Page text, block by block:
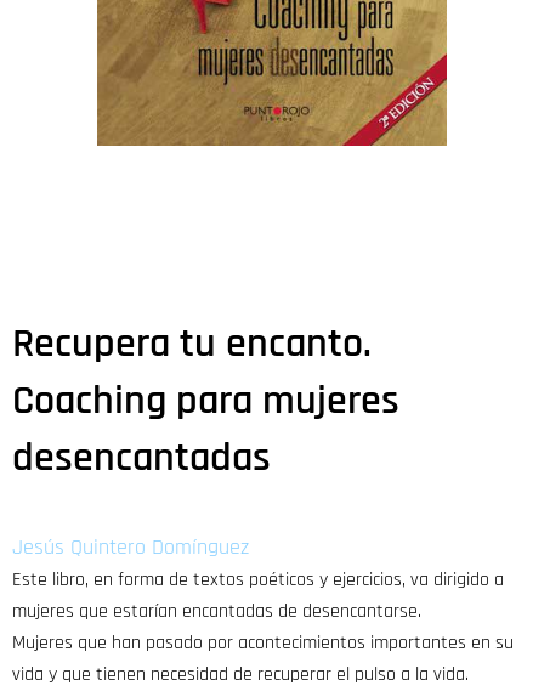
Recupera tu encanto.
Coaching para mujeres
desencantadas
Jesús Quintero Domínguez
Este libro, en forma de textos poéticos y ejercicios, va dirigido a
mujeres que estarían encantadas de desencantarse.
Mujeres que han pasado por acontecimientos importantes en su
vida y que tienen necesidad de recuperar el pulso a la vida.